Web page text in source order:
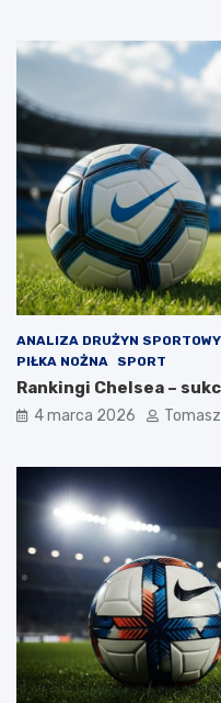
ANALIZA DRUŻYN
PIŁKA NOŻNA
SPORT
Rankingi Chelsea –
4 marca 2026